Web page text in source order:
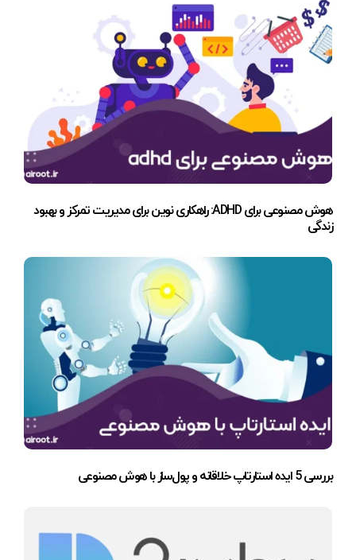
هوش مصنوعی برای ADHD: راهکاری نوین برای مدیریت تمرکز و بهبود
زندگی
بررسی 5 ایده استارتاپ خلاقانه و پول‌ساز با هوش مصنوعی